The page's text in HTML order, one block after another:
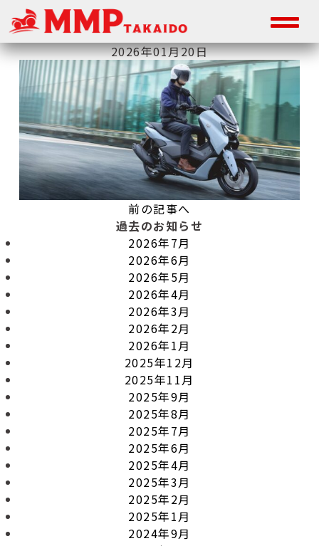
2026年01月20日
前の記事へ
過去のお知らせ
2026年7月
2026年6月
2026年5月
2026年4月
2026年3月
2026年2月
2026年1月
2025年12月
2025年11月
2025年9月
2025年8月
2025年7月
2025年6月
2025年4月
2025年3月
2025年2月
2025年1月
2024年9月